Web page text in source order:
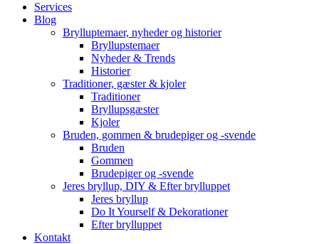
Services
Blog
Brylluptemaer, nyheder og historier
Bryllupstemaer
Nyheder & Trends
Historier
Traditioner, gæster & kjoler
Traditioner
Bryllupsgæster
Kjoler
Bruden, gommen & brudepiger og -svende
Bruden
Gommen
Brudepiger og -svende
Jeres bryllup, DIY & Efter brylluppet
Jeres bryllup
Do It Yourself & Dekorationer
Efter brylluppet
Kontakt